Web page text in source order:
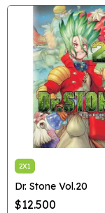
2X1
Dr. Stone Vol.20
$12.500